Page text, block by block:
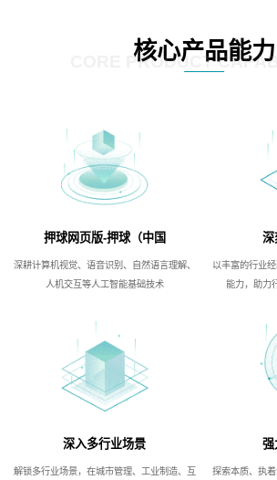
核心产品能力
CORE PRODUCT
押球网页版-押球（中国
深耕计算机视觉、语音识别、自然语言理解、
人机交互等人工智能基础技术
深
以丰富的行业
能力，助力
深入多行业场景
解锁多行业场景，在城市管理、工业制造、互
强
探索本质、执